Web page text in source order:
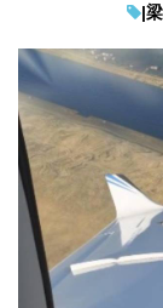
EduTech
IT Times
生成式AI與雲端
Enterprise
特集
|